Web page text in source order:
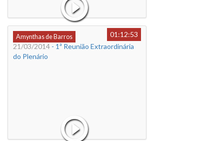
Amynthas de Barros
01:12:53
21/03/2014 - 1ª Reunião Extraordinária
do Plenário